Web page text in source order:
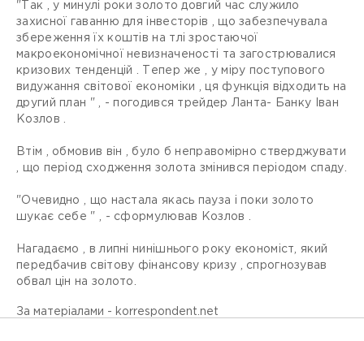
"Так , у минулі роки золото довгий час служило
захисної гаванню для інвесторів , що забезпечувала
збереження їх коштів на тлі зростаючої
макроекономічної невизначеності та загострювалися
кризових тенденцій . Тепер же , у міру поступового
видужання світової економіки , ця функція відходить на
другий план " , - погодився трейдер Ланта- Банку Іван
Козлов .
Втім , обмовив він , було б неправомірно стверджувати
, що період сходження золота змінився періодом спаду.
"Очевидно , що настала якась пауза і поки золото
шукає себе " , - сформулював Козлов .
Нагадаємо , в липні нинішнього року економіст, який
передбачив світову фінансову кризу , спрогнозував
обвал цін на золото.
За матеріалами - korrespondent.net